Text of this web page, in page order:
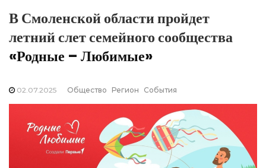
В Смоленской области пройдет
летний слет семейного сообщества
«Родные – Любимые»
02.07.2025 Общество Регион События